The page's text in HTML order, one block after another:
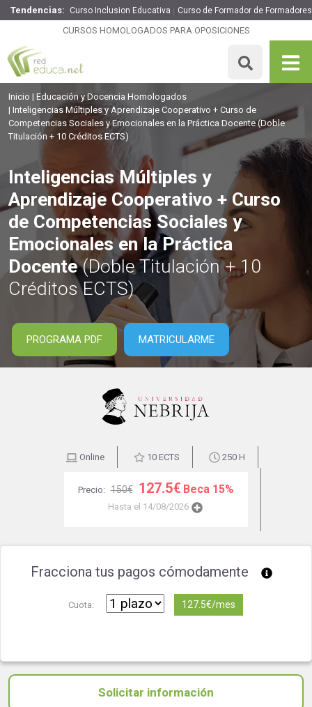
Tendencias: Curso Inclusion Educativa Curso de Formador de Formadores
CURSOS HOMOLOGADOS PARA OPOSICIONES
Inteligencias Múltiples y Aprendizaje Cooperativo + Curso
de Competencias Sociales y Emocionales en la Práctica
Docente
250 H 10 ECTS
MATRICULARME
Inicio
Educación y Docencia Homologados
Inteligencias Múltiples y Aprendizaje Cooperativo + Curso de
Competencias Sociales y Emocionales en la Práctica Docente(Doble
Titulación + 10 Créditos ECTS)
Inteligencias Múltiples y
Aprendizaje Cooperativo + Curso
de Competencias Sociales y
Emocionales en la Práctica
Docente(Doble Titulación + 10
Créditos ECTS)
PROGRAMA PDF MATRICULARME
Online 10 ECTS 250 H
Precio: 150€ 127.5€ Beca 15%
Hasta el 14/08/2026
Fracciona tus pagos cómodamente
Cuota: 127.5€/mes
Solicitar información